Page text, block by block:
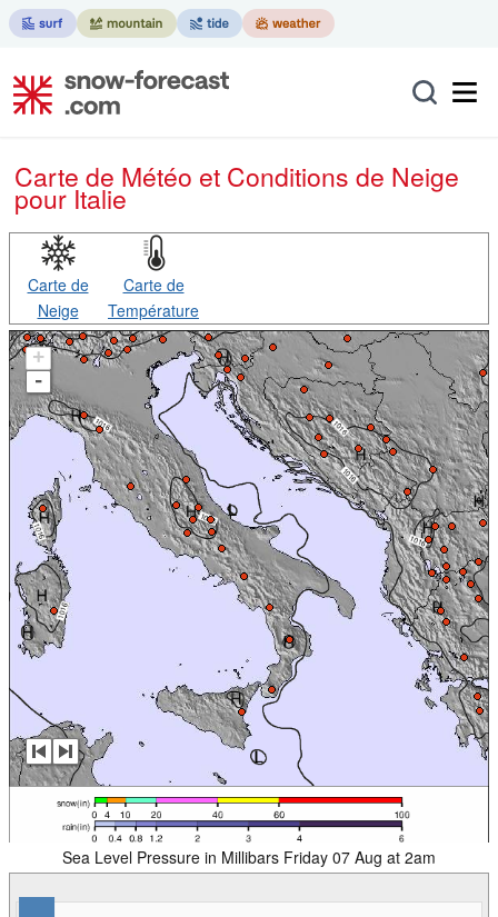
Carte de Météo et Conditions de Neige
pour Italie
Carte de
Neige
Carte de
Température
+
-
Sea Level Pressure in Millibars Friday 07 Aug at 2am